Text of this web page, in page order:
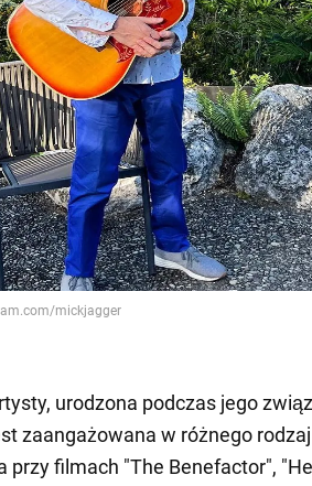
urodzona podczas jego
zaangażowana w różnego
przy filmach "The Benefactor",